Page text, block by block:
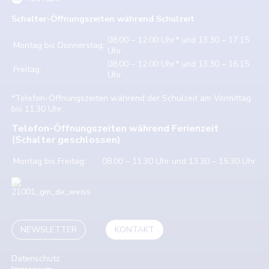
Schalter-Öffnungszeiten während Schulzeit
Montag bis Donnerstag: 08.00 – 12.00 Uhr* und 13.30 – 17.15
Uhr
Freitag:
08.00 – 12.00 Uhr* und 13.30 – 16.15
Uhr
*Telefon-Öffnungszeiten während der Schulzeit am Vormittag
bis 11.30 Uhr.
Telefon-Öffnungszeiten während Ferienzeit
(Schalter geschlossen)
Montag bis Freitag: 08.00 – 11.30 Uhr und 13.30 – 15.30 Uhr
NEWSLETTER KONTAKT
Datenschutz